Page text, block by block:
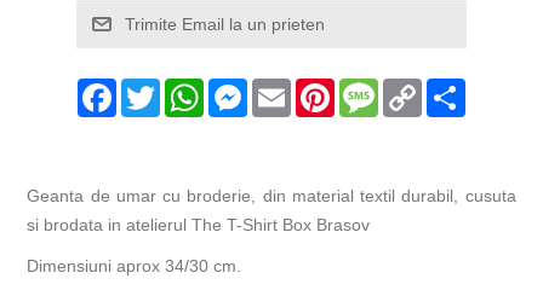
Facebook
TwitterWhatsAppMessenger
Email PinterestMessage
Copy
Link
Geanta de umar cu broderie, din material textil durabil, cusuta
si brodata in atelierul The T-Shirt Box Brasov
Dimensiuni aprox 34/30 cm.